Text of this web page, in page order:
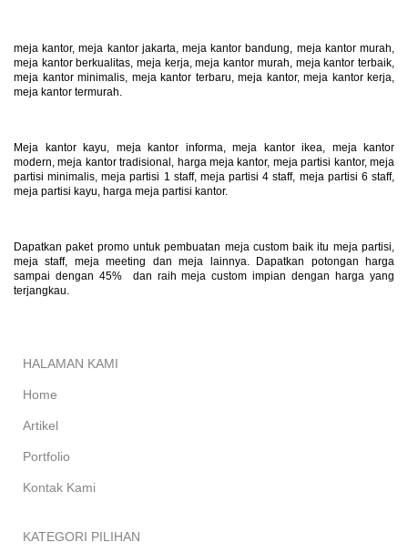
meja kantor, meja kantor jakarta, meja kantor bandung, meja kantor murah,
meja kantor berkualitas, meja kerja, meja kantor murah, meja kantor terbaik,
meja kantor minimalis, meja kantor terbaru, meja kantor, meja kantor kerja,
meja kantor termurah.
Meja kantor kayu, meja kantor informa, meja kantor ikea, meja kantor
modern, meja kantor tradisional, harga meja kantor, meja partisi kantor, meja
partisi minimalis, meja partisi 1 staff, meja partisi 4 staff, meja partisi 6 staff,
meja partisi kayu, harga meja partisi kantor.
Dapatkan paket promo untuk pembuatan meja custom baik itu meja partisi,
meja staff, meja meeting dan meja lainnya. Dapatkan potongan harga
sampai dengan 45% dan raih meja custom impian dengan harga yang
terjangkau.
HALAMAN KAMI
Home
Artikel
Portfolio
Kontak Kami
KATEGORI PILIHAN